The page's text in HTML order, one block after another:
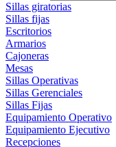
Sillas giratorias
Sillas fijas
Escritorios
Armarios
Cajoneras
Mesas
Sillas Operativas
Sillas Gerenciales
Sillas Fijas
Equipamiento Operativo
Equipamiento Ejecutivo
Recepciones